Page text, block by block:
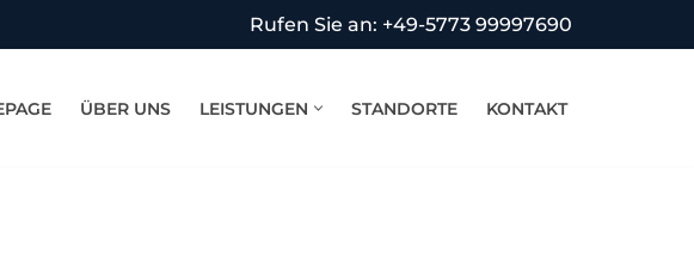
Rufen Sie an: +49-5773 99997690
ÜBER UNS LEISTUNGEN STANDORTE KONTAKT